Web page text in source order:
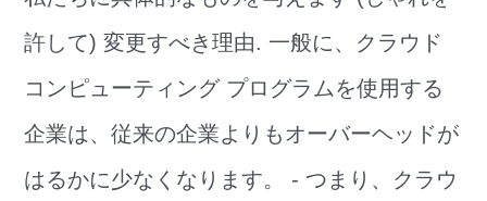
許して) 変更すべき理由. 一般に、クラウド
コンピューティング プログラムを使用する
企業は、従来の企業よりもオーバーヘッドが
はるかに少なくなります。 - つまり、クラウ